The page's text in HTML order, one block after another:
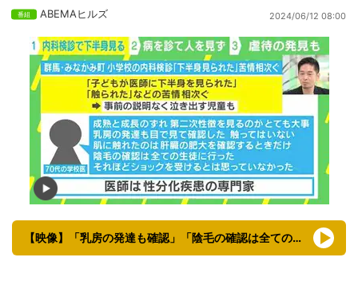
ABEMAヒルズ 2024/06/12 08:00
【映像】「乳房の発達も確認」「陰毛の確認は全ての生徒に行った」…学校医の衝撃発言